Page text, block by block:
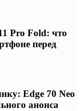
Pro Fold: что
перед
Edge 70 Neo
анонса